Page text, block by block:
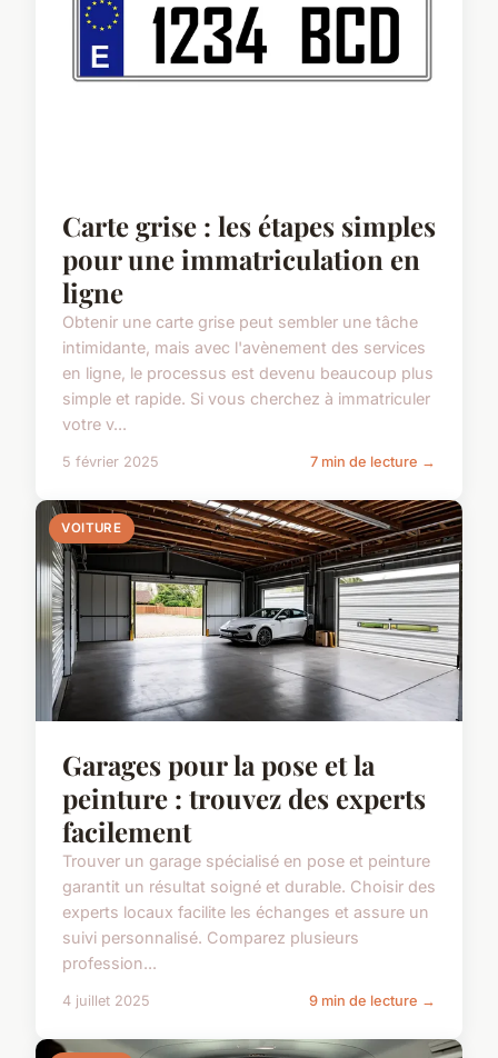
Carte grise : les étapes simples
pour une immatriculation en
ligne
Obtenir une carte grise peut sembler une tâche
intimidante, mais avec l'avènement des services
en ligne, le processus est devenu beaucoup plus
simple et rapide. Si vous cherchez à immatriculer
votre v...
5 février 2025 7 min de lecture →
VOITURE
Garages pour la pose et la
peinture : trouvez des experts
facilement
Trouver un garage spécialisé en pose et peinture
garantit un résultat soigné et durable. Choisir des
experts locaux facilite les échanges et assure un
suivi personnalisé. Comparez plusieurs
profession...
4 juillet 2025 9 min de lecture →